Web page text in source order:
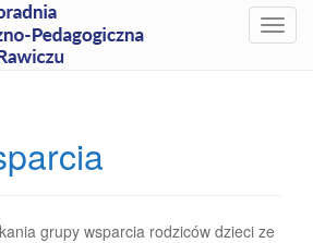
T
v
grupy wsparcia rodziców dzieci ze